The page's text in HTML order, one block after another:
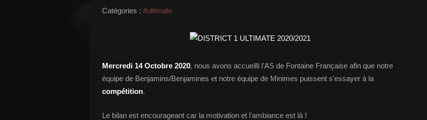
Catégories : #ultimate
Mercredi 14 Octobre 2020, nous avons accueilli l'AS de Fontaine Française afin que notre
équipe de Benjamins/Benjamines et notre équipe de Minimes puissent s'essayer à la
compétition.
Le bilan est encourageant car la motivation et l'ambiance est là !